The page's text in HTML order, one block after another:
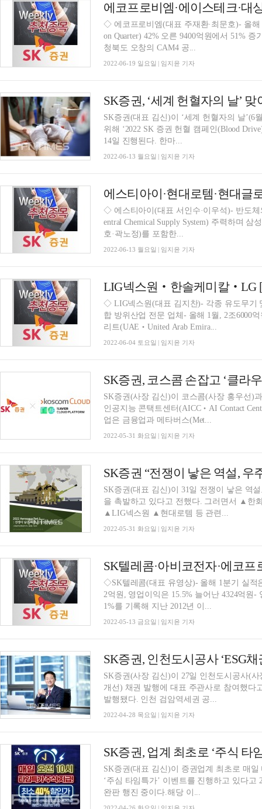
에코프로비엠·에이스테크·대
◇ 에코프로비엠(대표 주재환·최문호)- 올해
on Quarter) 42% 오른 9400억원에서 51%
청북도 오창의 CAM4 공...
2022-06-19 일요일 | 임지윤 기자
SK증권, ‘세계 헌혈자의 날’
SK증권(대표 김신)이 ‘세계 헌혈자의 날
위해 ‘2022 SK 증권 헌혈 캠페인(Blood
14일 진행된다. 한마...
2022-06-13 월요일 | 임지윤 기자
에스티아이·현대로템·현대글
◇ 에스티아이(대표 서인수·이우석)- 반도체
entral Chemical Supply System) 주력하며
호·곽노정)를 포함한...
2022-06-13 월요일 | 임지윤 기자
LIG넥스원‧한솔케미칼‧LG
◇ LIG넥스원(대표 김지찬)- 각종 유도무기
합 방위산업 전문 업체- 올해 1월, 2조6000
리트(UAE‧United Arab Emira...
2022-06-04 토요일 | 임지윤 기자
SK증권, 코스콤 손잡고 ‘클라
SK증권(사장 김신)이 코스콤(사장 홍우선)
인공지능 콘택트센터(AICC‧AI Contact
업은 금융업과 메타버스(Met...
2022-05-31 화요일 | 임지윤 기자
SK증권(대표 김신)이 31일 전쟁이 낳은 역
을 촉발하고 있다고 전했다. 그러면서 ▲한
▲LIG넥스원 ▲현대로템 등 관련...
2022-05-31 화요일 | 임지윤 기자
SK텔레콤·아비코전자·에코
◇SK텔레콤(대표 유영상)- 올해 1분기 실적
2억원, 영업이익은 15.5% 늘어난 4324억원
1%를 기록해 지난 2012년 이...
2022-05-13 금요일 | 임지윤 기자
SK증권, 인천도시공사 ‘ESG채
SK증권(사장 김신)이 27일 인천도시공사(
개선) 채권 발행에 대표 주관사로 참여했다
발행됐다. 인천 검암역세권 공...
2022-04-28 목요일 | 임지윤 기자
SK증권, 업계 최초로 ‘주식 타
SK증권(대표 김신)이 증권업계 최초로 매
‘주심 타임특가’ 이벤트를 진행하고 있다
완판 행진 중이다.해당 이...